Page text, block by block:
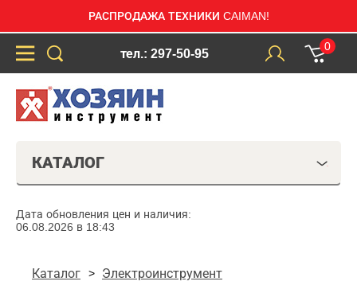
РАСПРОДАЖА ТЕХНИКИ CAIMAN!
тел.: 297-50-95
0
КАТАЛОГ
Дата обновления цен и наличия:
06.08.2026 в 18:43
Каталог Электроинструмент